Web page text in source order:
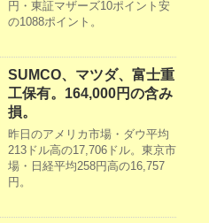
円・東証マザーズ10ポイント安
の1088ポイント。
SUMCO、マツダ、富士重
工保有。164,000円の含み
損。
昨日のアメリカ市場・ダウ平均
213ドル高の17,706ドル。東京市
場・日経平均258円高の16,757
円。